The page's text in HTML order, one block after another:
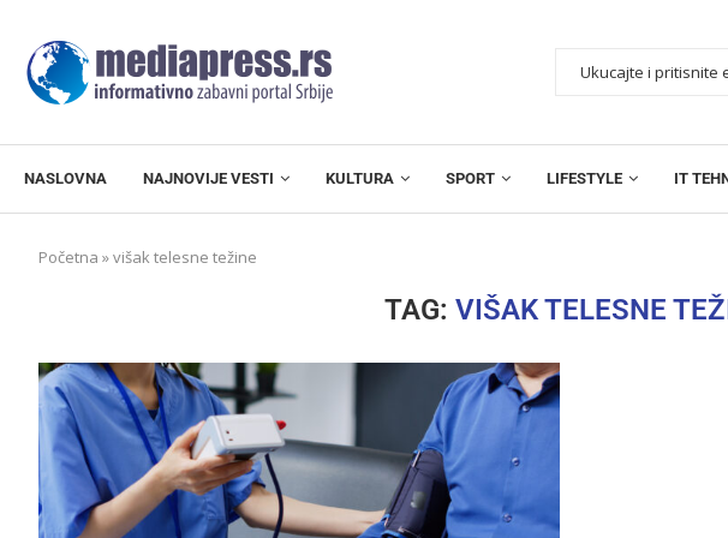
NASLOVNA NAJNOVIJE VESTI KULTURA SPORT LIFESTYLE IT
Početna »višak telesne težine
TAG: VIŠAK TELESNE